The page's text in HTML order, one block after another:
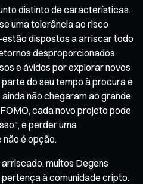
distinto de características.
uma tolerância ao risco
dispostos a arriscar todo
desproporcionados.
e ávidos por explorar novos
do seu tempo à procura e
não chegaram ao grande
cada novo projeto pode
e perder uma
é opção.
muitos Degens
à comunidade cripto.